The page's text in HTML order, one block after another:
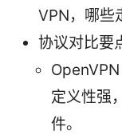
VPN，哪些
协议对比要
定义性强
件。